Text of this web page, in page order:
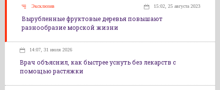
Эксклюзив 15:02, 25 августа 2023
Вырубленные фруктовые деревья повышают
разнообразие морской жизни
14:07, 31 июля 2026
Врач объяснил, как быстрее уснуть без лекарств с
помощью растяжки